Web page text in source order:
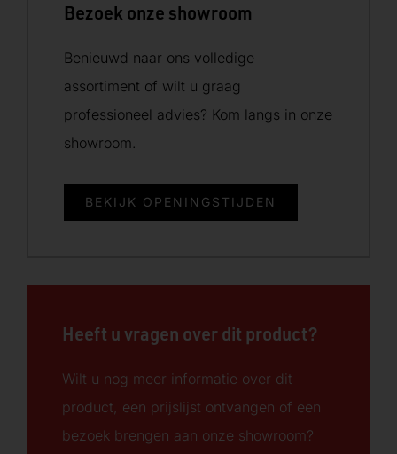
Bezoek onze showroom
Benieuwd naar ons volledige
assortiment of wilt u graag
professioneel advies? Kom langs in onze
showroom.
BEKIJK OPENINGSTIJDEN
Heeft u vragen over dit product?
Wilt u nog meer informatie over dit
product, een prijslijst ontvangen of een
bezoek brengen aan onze showroom?